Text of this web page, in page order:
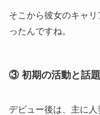
そこから彼女のキャ
ったんですね。
③ 初期の活動と話
デビュー後は、主に